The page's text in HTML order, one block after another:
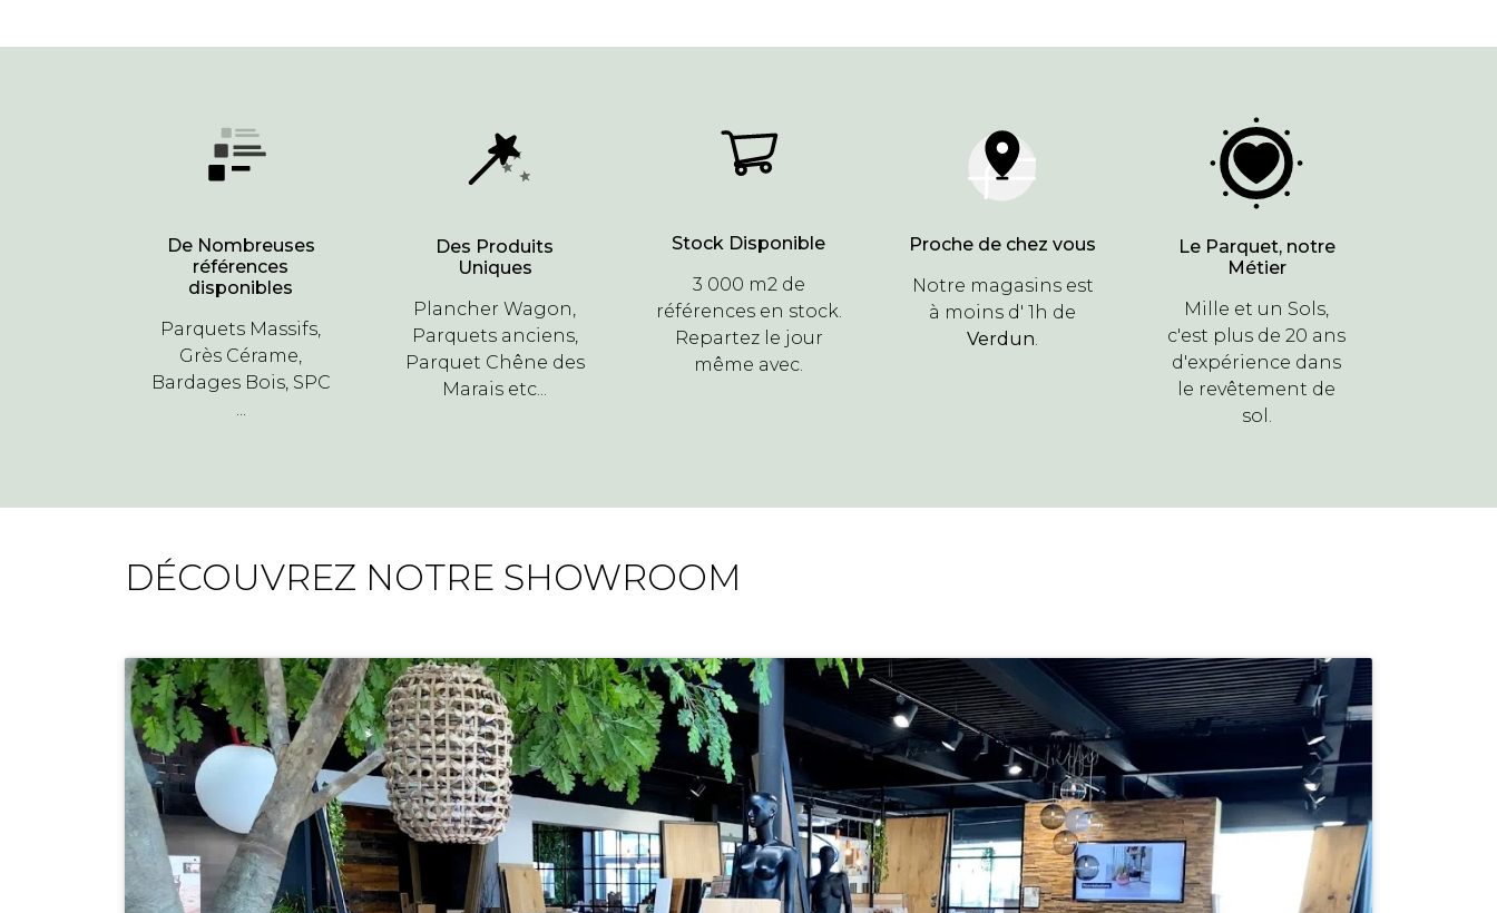
De Nombreuses
références
disponibles
Parquets Massifs,
Grès Cérame,
Bardages Bois, SPC
...
Des Produits
Uniques
Plancher Wagon,
Parquets anciens,
Parquet Chêne des
Marais etc...
Stock Disponible
3 000 m2 de
références en stock.
Repartez le jour
même avec.
Proche de chez vous
Notre magasins est
à moins d' 1h de
Verdun
Le Parquet, notre
Métier
Mille et un Sols,
c'est plus de 20 ans
d'expérience dans
le revêtement de
sol.
DÉCOUVREZ NOTRE SHOWROOM